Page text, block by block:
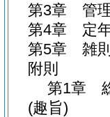
第3章
管
第4章
定
第5章
雑
附則
第1章
(趣旨)